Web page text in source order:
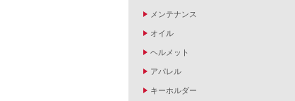
メンテナンス
オイル
ヘルメット
アパレル
キーホルダー